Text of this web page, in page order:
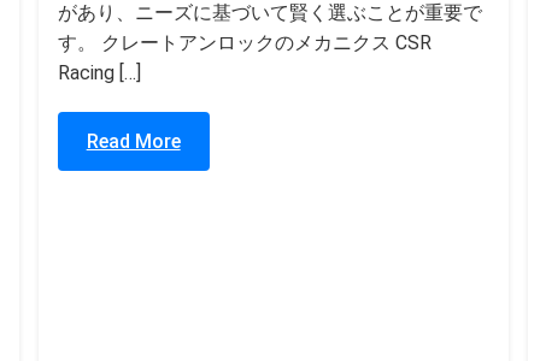
があり、ニーズに基づいて賢く選ぶことが重要で
す。 クレートアンロックのメカニクス CSR
Racing […]
Read More